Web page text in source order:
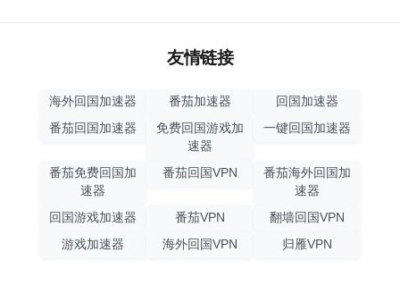
友情链接
海外回国加速器 番茄加速器
回国加速器
番茄回国加速器
免费回国游戏加
速器
一键回国加速器
番茄免费回国加
速器
番茄回国VPN
番茄海外回国加
速器
回国游戏加速器
番茄VPN
翻墙回国VPN
游戏加速器
海外回国VPN 归雁VPN